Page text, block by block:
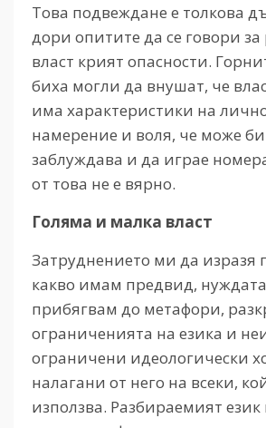
Това подвеждане е толкова
дори опитите да се говори за
власт крият опасности.
биха могли да внушат, че
има характеристики на
намерение и воля, че може би
заблуждава и да играе
от това не е вярно.
Голяма и малка власт
Затруднението ми да изразя
какво имам предвид,
прибягвам до метафори,
ограниченията на езика и
ограничени идеологически
налагани от него на всеки,
използва. Разбираемият език